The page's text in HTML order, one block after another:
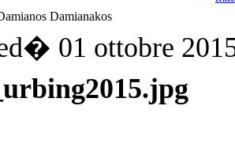
Damianakos
01 ottobre